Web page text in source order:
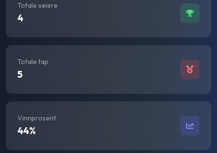
Totale seiere
4
Totale tap
5
Vinnprosent
44%